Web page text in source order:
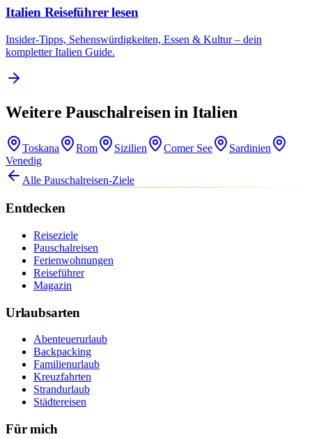
Italien Reiseführer lesen
Insider-Tipps, Sehenswürdigkeiten, Essen & Kultur – dein
kompletter Italien Guide.
Weitere Pauschalreisen in Italien
Toskana Rom Sizilien Comer See
Sardinien
Venedig
Alle Pauschalreisen-Ziele
Entdecken
Reiseziele
Pauschalreisen
Ferienwohnungen
Reiseführer
Magazin
Urlaubsarten
Abenteuerurlaub
Backpacking
Familienurlaub
Kreuzfahrten
Strandurlaub
Städtereisen
Für mich